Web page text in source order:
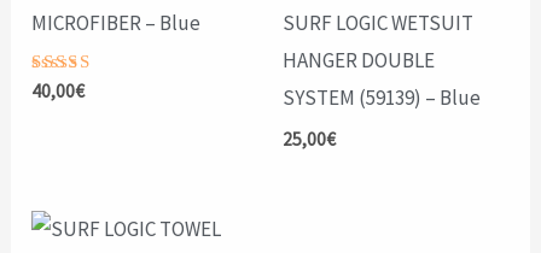
MICROFIBER – Blue
Valorado
con
40,00€
SURF LOGIC WETSUIT
HANGER DOUBLE
SYSTEM (59139) – Blue
25,00€